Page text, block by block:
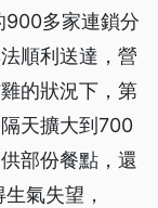
900多家連鎖分
順利送達，營
的狀況下，第
天擴大到700
部份餐點，還
氣失望，